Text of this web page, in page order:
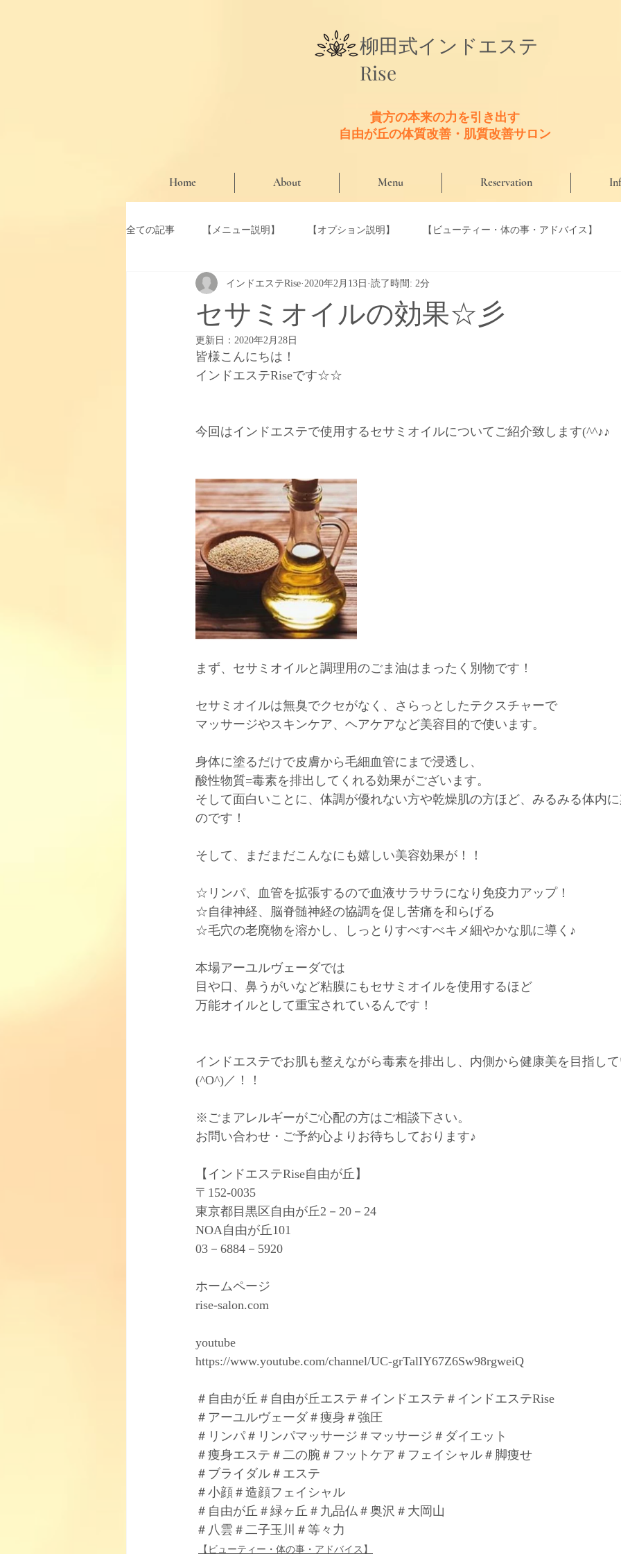
​柳田式インドエステ
Rise
貴方の本来の力を引き出す
​自由が丘の体質改善・肌質改善サロン
Home About Menu Reservation
全ての記事 【メニュー説明】 【オプション説明】 【ビューティー・体の事・アドバイス】
【お知らせ・期間限定クーポン】 【口コミ】 【Riseのこだわり商材】
【取り扱い商品】
セサミオイルの効果☆彡
インドエステRise 2020年2月13日 読了時間: 2分
更新日： 2020年2月28日
皆様こんにちは！
インドエステRiseです☆☆
今回はインドエステで使用するセサミオイルについてご紹介致します(^^♪♪
まず、セサミオイルと調理用のごま油はまったく別物です！
セサミオイルは無臭でクセがなく、さらっとしたテクスチャーで
マッサージやスキンケア、ヘアケアなど美容目的で使います。
身体に塗るだけで皮膚から毛細血管にまで浸透し、
酸性物質=毒素を排出してくれる効果がございます。
そして面白いことに、体調が優れない方や乾燥肌の方ほど、みるみる体内
のです！
そして、まだまだこんなにも嬉しい美容効果が！！
☆リンパ、血管を拡張するので血液サラサラになり免疫力アップ！
☆自律神経、脳脊髄神経の協調を促し苦痛を和らげる
☆毛穴の老廃物を溶かし、しっとりすべすべキメ細やかな肌に導く♪
本場アーユルヴェーダでは
目や口、鼻うがいなど粘膜にもセサミオイルを使用するほど
万能オイルとして重宝されているんです！
インドエステでお肌も整えながら毒素を排出し、内側から健康美を目指し
(^O^)／！！
※ごまアレルギーがご心配の方はご相談下さい。
お問い合わせ・ご予約心よりお待ちしております♪
【インドエステRise自由が丘】
〒152-0035
東京都目黒区自由が丘2－20－24
NOA自由が丘101
03－6884－5920
ホームページ
rise-salon.com
youtube
https://www.youtube.com/channel/UC-grTalIY67Z6Sw98rgweiQ
＃自由が丘＃自由が丘エステ＃インドエステ＃インドエステRise
＃アーユルヴェーダ＃痩身＃強圧
＃リンパ＃リンパマッサージ＃マッサージ＃ダイエット
＃痩身エステ＃二の腕＃フットケア＃フェイシャル＃脚痩せ
＃ブライダル＃エステ
＃小顔＃造顔フェイシャル
＃自由が丘＃緑ヶ丘＃九品仏＃奥沢＃大岡山
＃八雲＃二子玉川＃等々力
【ビューティー・体の事・アドバイス】